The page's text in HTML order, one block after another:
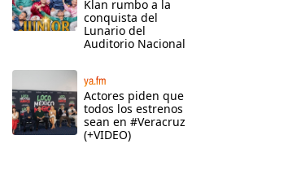
Klan rumbo a la
conquista del
Lunario del
Auditorio Nacional
ya.fm
Actores piden que
todos los estrenos
sean en #Veracruz
(+VIDEO)